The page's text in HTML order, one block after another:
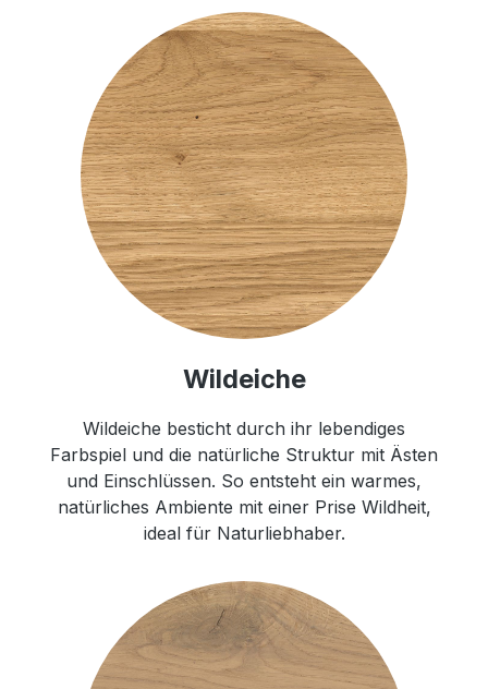
Wildeiche
Wildeiche besticht durch ihr lebendiges
Farbspiel und die natürliche Struktur mit Ästen
und Einschlüssen. So entsteht ein warmes,
natürliches Ambiente mit einer Prise Wildheit,
ideal für Naturliebhaber.